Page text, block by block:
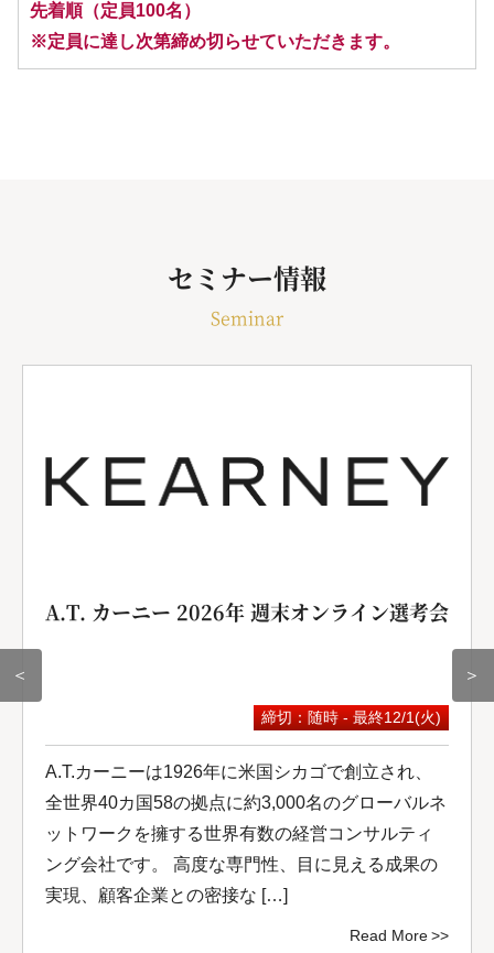
先着順（定員100名）
※定員に達し次第締め切らせていただきます。
セミナー情報
Seminar
＜
A.T. カーニー 2026年 週末オンライン選考会
締切：随時 - 最終12/1(火)
A.T.カーニーは1926年に米国シカゴで創立され、
全世界40カ国58の拠点に約3,000名のグローバルネ
ットワークを擁する世界有数の経営コンサルティ
ング会社です。 高度な専門性、目に見える成果の
実現、顧客企業との密接な […]
Read More
＞